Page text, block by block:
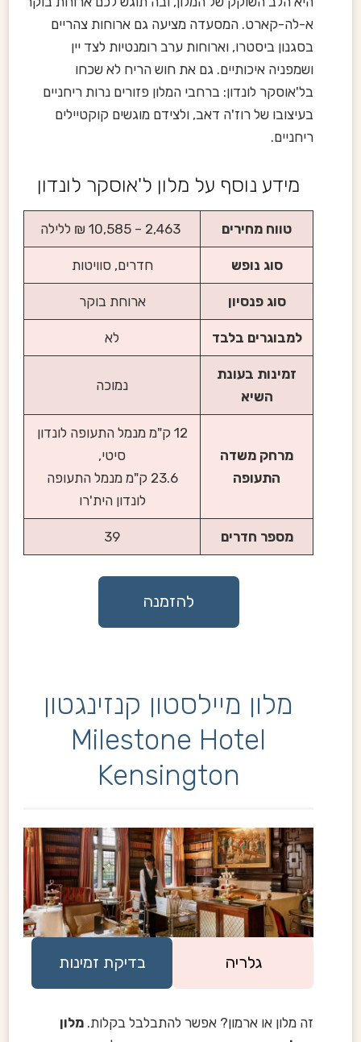
א-לה-קארט. המסעדה מציעה גם ארוחות צהריים
בסגנון ביסטרו, וארוחות ערב רומנטיות לצד יין
ושמפניה איכותיים. גם את חוש הריח לא שכחו
בל'אוסקר לונדון: ברחבי המלון פזורים נרות ריחניים
בעיצובו של רוז'ה דאב, ולצידם מוגשים קוקטיילים
ריחניים.
מידע נוסף על מלון ל'אוסקר לונדון
טווח מחירים
סוג נופש חדרים, סוויטות
סוג פנסיון ארוחת בוקר
למבוגרים בלבד לא
זמינות בעונת
השיא
נמוכה
מרחק משדה
התעופה
12 ק"מ מנמל התעופה לונדון
סיטי,
23.6 ק"מ מנמל התעופה
לונדון הית'רו
מספר חדרים 39
להזמנה
מלון מיילסטון קנזינגטון
Milestone Hotel
Kensington
גלריה בדיקת זמינות
זה מלון או ארמון? אפשר להתבלבל בקלות. מלון